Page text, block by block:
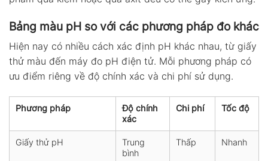
Bảng màu pH so với các phương pháp đo khác
Hiện nay có nhiều cách xác định pH khác nhau, từ giấy
thử màu đến máy đo pH điện tử. Mỗi phương pháp có
ưu điểm riêng về độ chính xác và chi phí sử dụng.
Phương pháp
Độ chính
xác
Chi phí Tốc độ
Giấy thử pH
Trung
bình
Thấp Nhanh